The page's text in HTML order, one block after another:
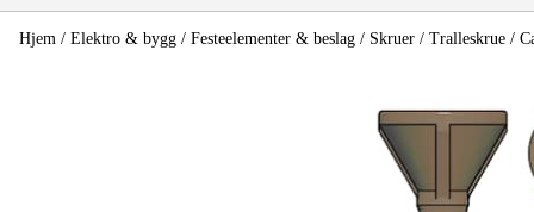
Handlevogn
Hjem / Elektro & bygg / Festeelementer & beslag / Skruer / Tralleskrue /